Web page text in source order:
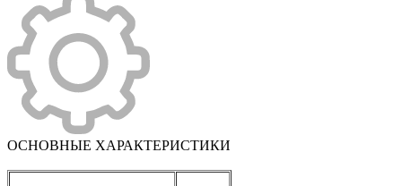
ОСНОВНЫЕ ХАРАКТЕРИСТИКИ